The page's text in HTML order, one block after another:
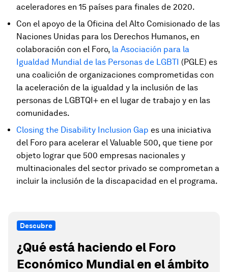
aceleradores en 15 países para finales de 2020.
Con el apoyo de la Oficina del Alto Comisionado de las
Naciones Unidas para los Derechos Humanos, en
colaboración con el Foro, la Asociación para la
Igualdad Mundial de las Personas de LGBTI (PGLE) es
una coalición de organizaciones comprometidas con
la aceleración de la igualdad y la inclusión de las
personas de LGBTQI+ en el lugar de trabajo y en las
comunidades.
Closing the Disability Inclusion Gap es una iniciativa
del Foro para acelerar el Valuable 500, que tiene por
objeto lograr que 500 empresas nacionales y
multinacionales del sector privado se comprometan a
incluir la inclusión de la discapacidad en el programa.
Descubre
¿Qué está haciendo el Foro
Económico Mundial en el ámbito